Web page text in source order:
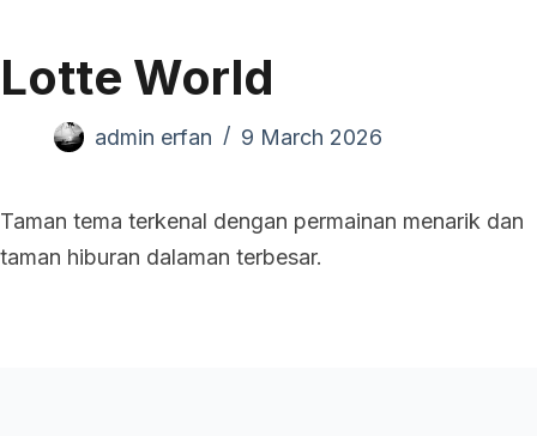
Lotte World
admin erfan 9 March 2026
Taman tema terkenal dengan permainan menarik dan
taman hiburan dalaman terbesar.